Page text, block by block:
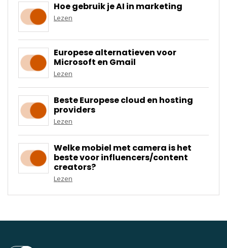
Hoe gebruik je AI in marketing
Lezen
Europese alternatieven voor
Microsoft en Gmail
Lezen
Beste Europese cloud en hosting
providers
Lezen
Welke mobiel met camera is het
beste voor influencers/content
creators?
Lezen